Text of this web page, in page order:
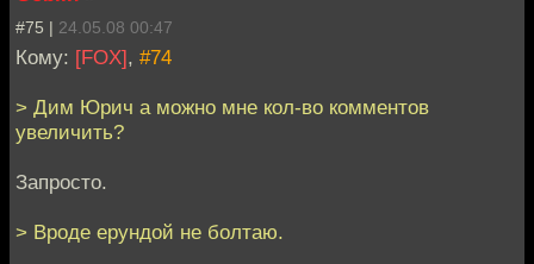
#75 | 24.05.08 00:47
Кому: [FOX], #74
> Дим Юрич а можно мне кол-во комментов
увеличить?
Запросто.
> Вроде ерундой не болтаю.